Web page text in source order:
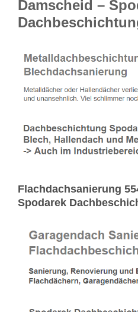
Damscheid –
Flachdachsanierung
Spodarek